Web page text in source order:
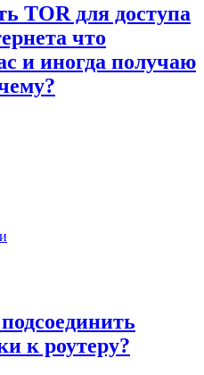
TOR для доступа
что
и иногда получаю
к роутеру?